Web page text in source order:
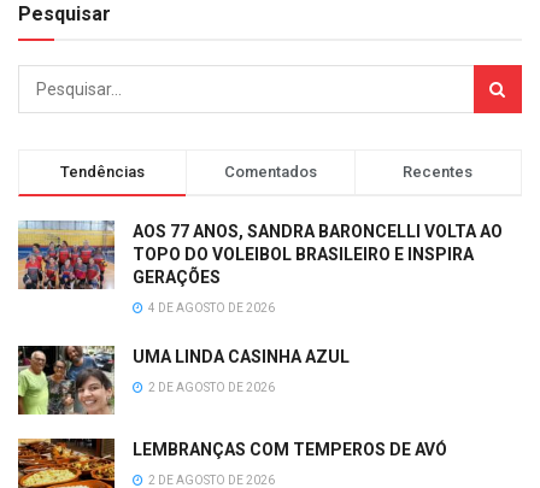
Pesquisar
Tendências Comentados Recentes
AOS 77 ANOS, SANDRA BARONCELLI VOLTA AO
TOPO DO VOLEIBOL BRASILEIRO E INSPIRA
GERAÇÕES
4 DE AGOSTO DE 2026
UMA LINDA CASINHA AZUL
2 DE AGOSTO DE 2026
LEMBRANÇAS COM TEMPEROS DE AVÓ
2 DE AGOSTO DE 2026